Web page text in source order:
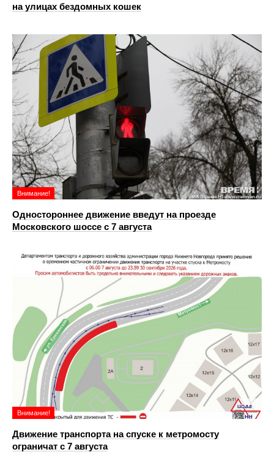
на улицах бездомных кошек
Внимание!
Одностороннее движение введут на проезде
Московского шоссе с 7 августа
Внимание!
Движение транспорта на спуске к метромосту
ограничат с 7 августа